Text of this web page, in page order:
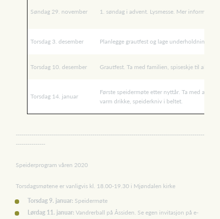
Søndag 29. november 1. søndag i advent. Lysmesse. Mer
Torsdag 3. desember Planlegge grautfest og lage underholdning
Torsdag 10. desember Grautfest. Ta med familien, spiseskje til alle.
Torsdag 14. januar
Første speidermøte etter nyttår. Ta med
varm drikke, speiderkniv i beltet.
------------------------------------------------------------------------------------------------
---------------
Speiderprogram våren 2020
Torsdagsmøtene er vanligvis kl. 18.00-19.30 i Mjøndalen kirke
Torsdag 9. januar: Speidermøte
Lørdag 11. januar: Vandrerball på Åssiden. Se egen invitasjon på e-